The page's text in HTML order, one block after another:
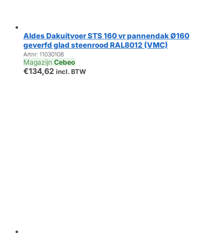
Aldes Dakuitvoer STS 160 vr pannendak Ø160
geverfd glad steenrood RAL8012 (VMC)
Artnr: 11030108
Magazijn Cebeo
€134,62 incl. BTW